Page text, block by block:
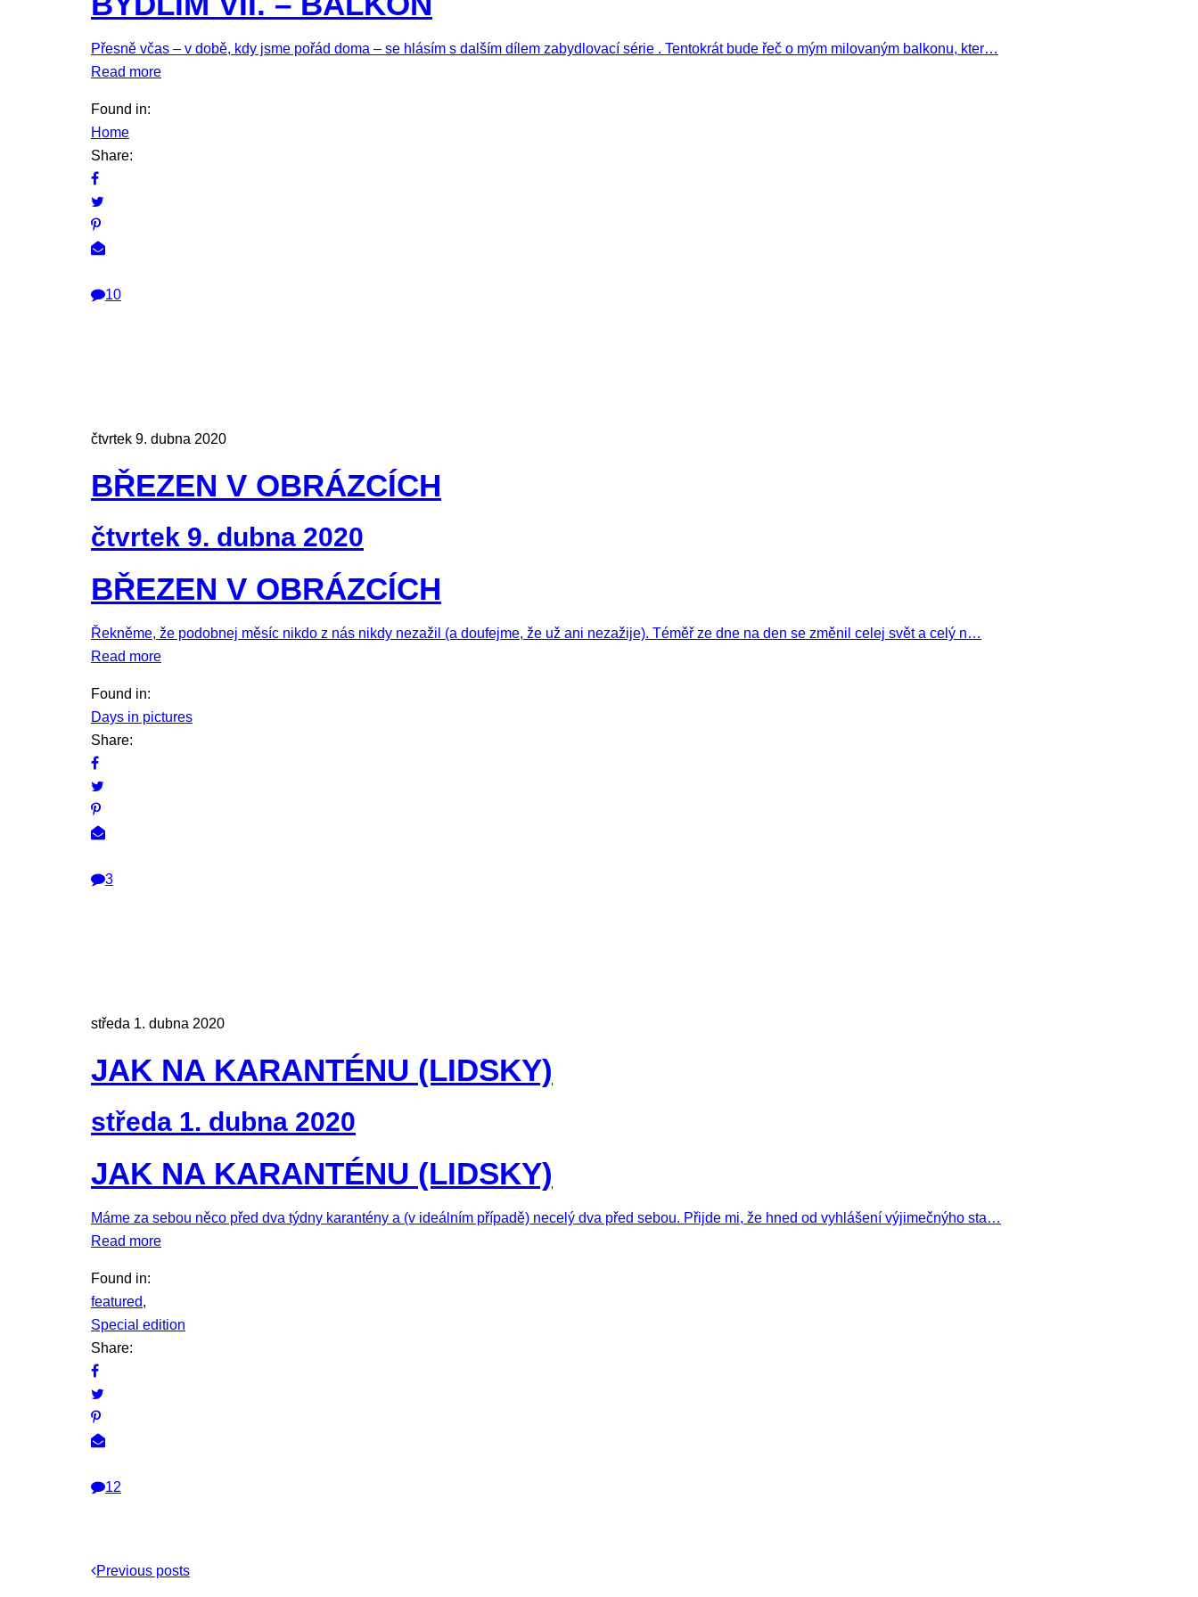
Přesně včas – v době, kdy jsme pořád doma – se hlásím s dalším dílem zabydlovací série . Tentokrát bude řeč o mým milovaným balkonu, kter…
Read more
Found in:
Home
Share:
10
čtvrtek 9. dubna 2020
BŘEZEN V OBRÁZCÍCH
čtvrtek 9. dubna 2020
BŘEZEN V OBRÁZCÍCH
Řekněme, že podobnej měsíc nikdo z nás nikdy nezažil (a doufejme, že už ani nezažije). Téměř ze dne na den se změnil celej svět a celý n…
Read more
Found in:
Days in pictures
Share:
3
středa 1. dubna 2020
JAK NA KARANTÉNU (LIDSKY)
středa 1. dubna 2020
JAK NA KARANTÉNU (LIDSKY)
Máme za sebou něco před dva týdny karantény a (v ideálním případě) necelý dva před sebou. Přijde mi, že hned od vyhlášení výjimečnýho sta…
Read more
Found in:
featured,
Special edition
Share:
12
Previous posts